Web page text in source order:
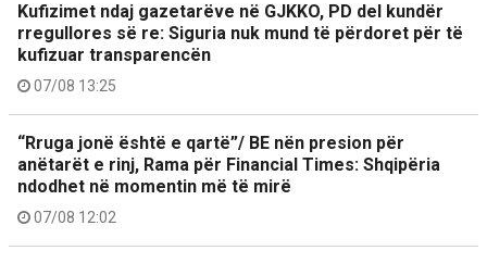
Kufizimet ndaj gazetarëve në GJKKO, PD del kundër
rregullores së re: Siguria nuk mund të përdoret për të
kufizuar transparencën
07/08 13:25
“Rruga jonë është e qartë”/ BE nën presion për
anëtarët e rinj, Rama për Financial Times: Shqipëria
ndodhet në momentin më të mirë
07/08 12:02